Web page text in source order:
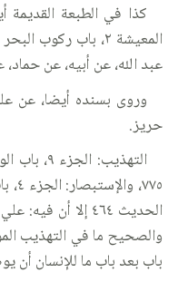
عبد الله، عن أبيه، عن
وروى بسنده أيضا، عن
حريز.
التهذيب:
الحديث ٤٦٤ إلا
باب بعد باب ما للإنسان أن يوصي به